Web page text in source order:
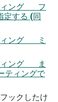
ィング フ
定する (同
ィング ミ
ィング ま
ティングで
ックしたけ